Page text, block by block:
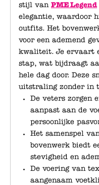
stijl van PME Legend
elegantie, waardoor
outfits. Het
voor een ademend
kwaliteit. Je ervaart
stap, wat bijdraagt
hele dag door. Deze
uitstraling zonder in
De veters zorgen
aanpast aan de
persoonlijke
Het samenspel
bovenwerk biedt
stevigheid en
De voering van
aangenaam